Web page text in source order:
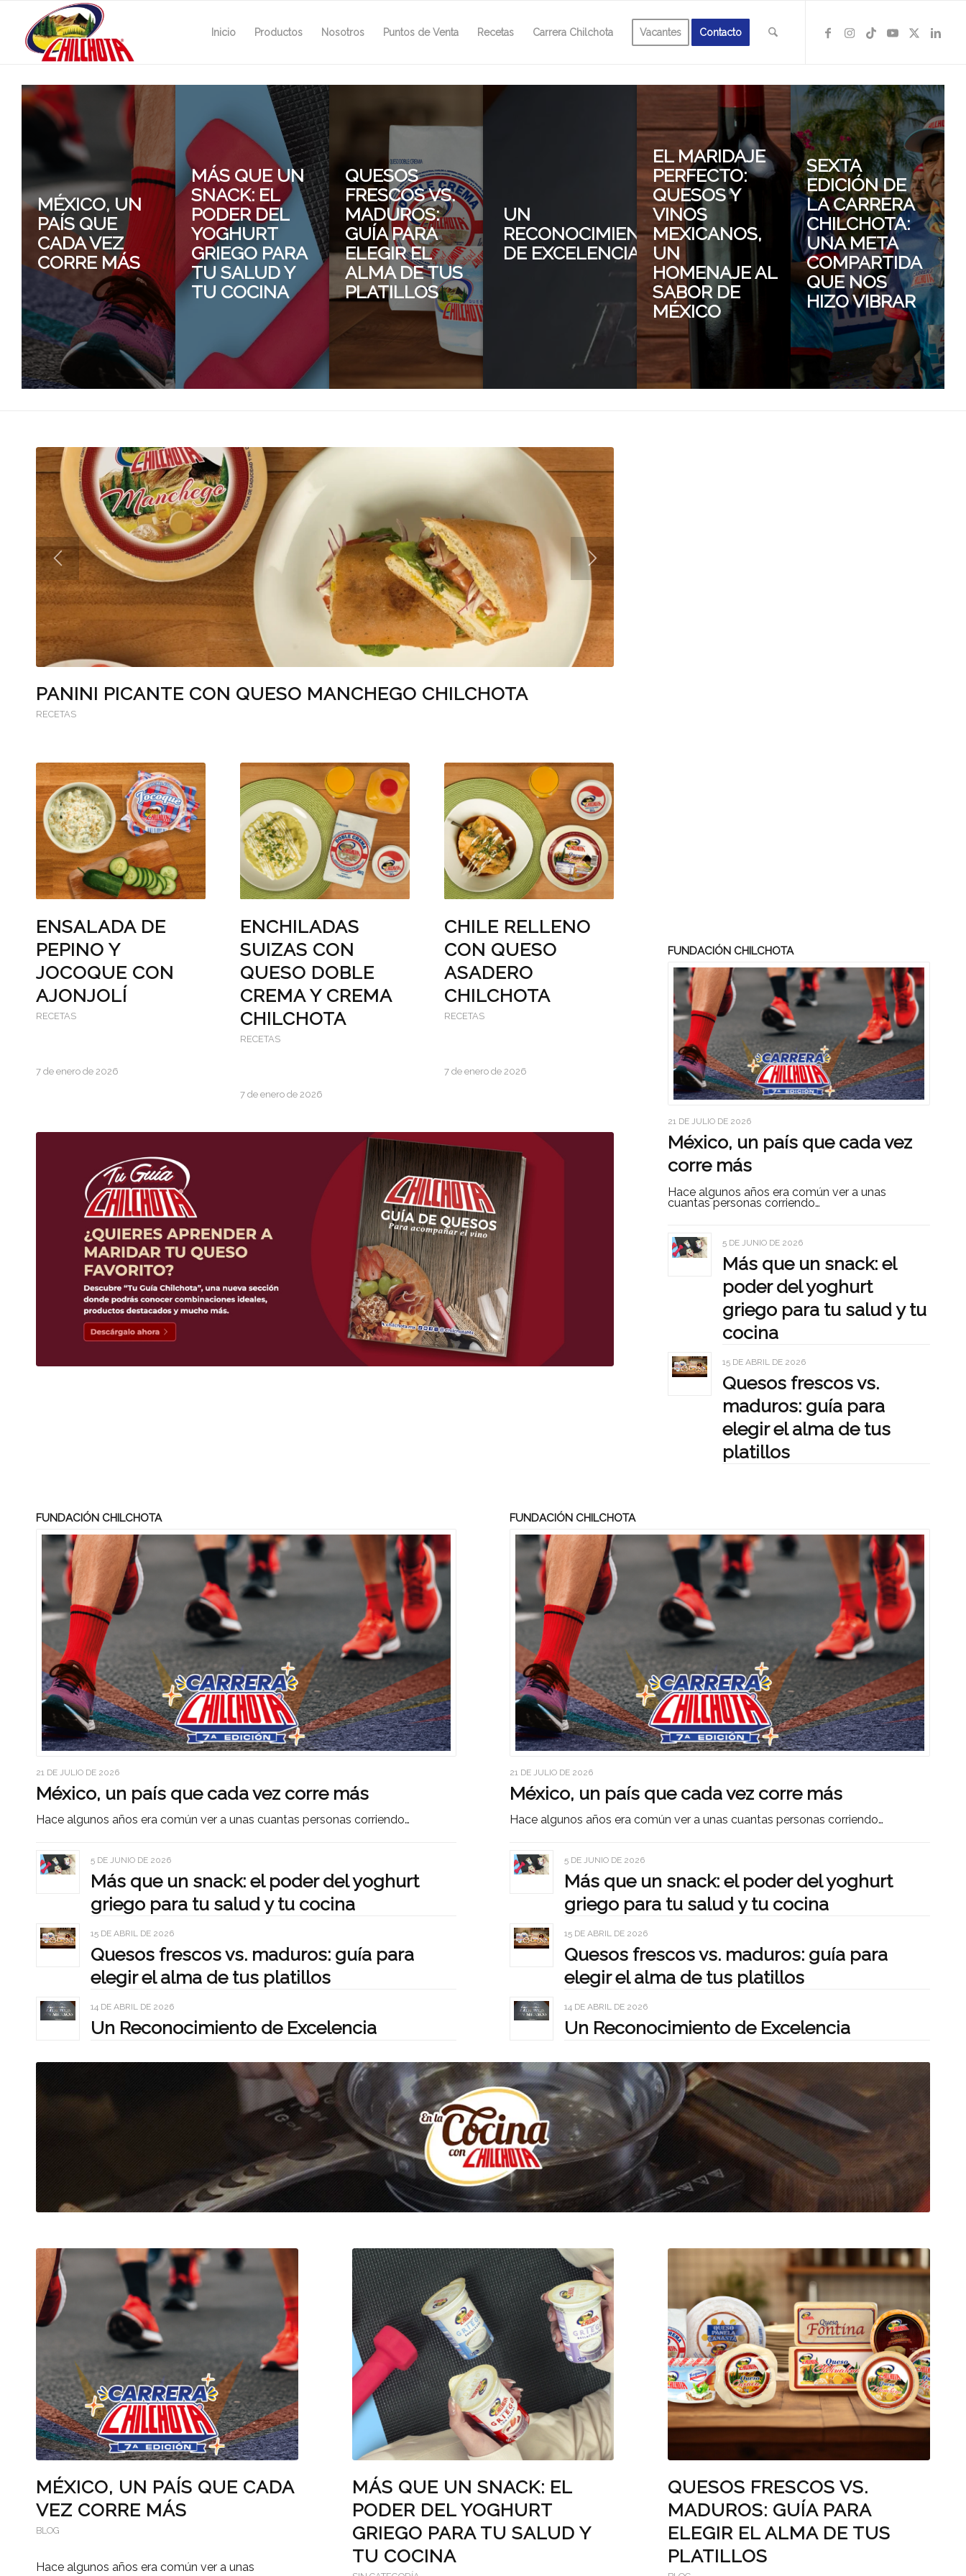
Inicio Productos Nosotros Puntos de Venta Recetas Carrera Chilchota Vacantes Contacto
MÉXICO, UN
PAÍS QUE
CADA VEZ
CORRE MÁS
MÁS QUE UN
SNACK: EL
PODER DEL
YOGHURT
GRIEGO PARA
TU SALUD Y
TU COCINA
QUESOS
FRESCOS VS.
MADUROS:
GUÍA PARA
ELEGIR EL
ALMA DE TUS
PLATILLOS
UN
RECONOCIMIENTO
DE EXCELENCIA
EL MARIDAJE
PERFECTO:
QUESOS Y
VINOS
MEXICANOS,
UN
HOMENAJE AL
SABOR DE
MÉXICO
SEXTA
EDICIÓN DE
LA CARRERA
CHILCHOTA:
UNA META
COMPARTIDA
QUE NOS
HIZO VIBRAR
PANINI PICANTE CON QUESO MANCHEGO CHILCHOTA
RECETAS
ENSALADA DE
PEPINO Y
JOCOQUE CON
AJONJOLÍ
RECETAS
7 de enero de 2026
ENCHILADAS
SUIZAS CON
QUESO DOBLE
CREMA Y CREMA
CHILCHOTA
RECETAS
7 de enero de 2026
CHILE RELLENO
CON QUESO
ASADERO
CHILCHOTA
RECETAS
7 de enero de 2026
FUNDACIÓN CHILCHOTA
21 DE JULIO DE 2026
México, un país que cada vez
corre más
Hace algunos años era común ver a unas
cuantas personas corriendo…
5 DE JUNIO DE 2026
Más que un snack: el
poder del yoghurt
griego para tu salud y tu
cocina
15 DE ABRIL DE 2026
Quesos frescos vs.
maduros: guía para
elegir el alma de tus
platillos
FUNDACIÓN CHILCHOTA
21 DE JULIO DE 2026
México, un país que cada vez corre más
Hace algunos años era común ver a unas cuantas personas corriendo…
5 DE JUNIO DE 2026
Más que un snack: el poder del yoghurt
griego para tu salud y tu cocina
15 DE ABRIL DE 2026
Quesos frescos vs. maduros: guía para
elegir el alma de tus platillos
14 DE ABRIL DE 2026
Un Reconocimiento de Excelencia
FUNDACIÓN CHILCHOTA
21 DE JULIO DE 2026
México, un país que cada vez corre más
Hace algunos años era común ver a unas cuantas personas corriendo…
5 DE JUNIO DE 2026
Más que un snack: el poder del yoghurt
griego para tu salud y tu cocina
15 DE ABRIL DE 2026
Quesos frescos vs. maduros: guía para
elegir el alma de tus platillos
14 DE ABRIL DE 2026
Un Reconocimiento de Excelencia
MÉXICO, UN PAÍS QUE CADA
VEZ CORRE MÁS
BLOG
Hace algunos años era común ver a unas
MÁS QUE UN SNACK: EL
PODER DEL YOGHURT
GRIEGO PARA TU SALUD Y
TU COCINA
QUESOS FRESCOS VS.
MADUROS: GUÍA PARA
ELEGIR EL ALMA DE TUS
PLATILLOS